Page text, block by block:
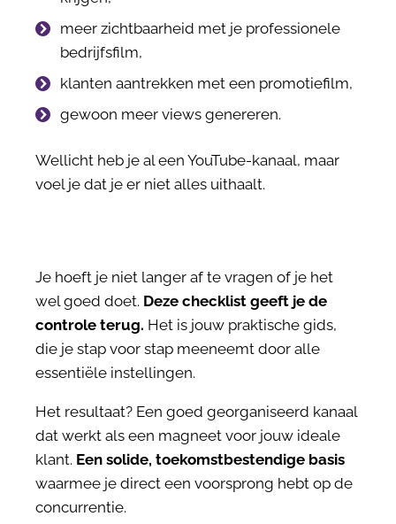
meer zichtbaarheid met je professionele
bedrijfsfilm,
klanten aantrekken met een promotiefilm,
gewoon meer views genereren.
Wellicht heb je al een YouTube-kanaal, maar
voel je dat je er niet alles uithaalt.
Je hoeft je niet langer af te vragen of je het
wel goed doet. Deze checklist geeft je de
controle terug. Het is jouw praktische gids,
die je stap voor stap meeneemt door alle
essentiële instellingen.
Het resultaat? Een goed georganiseerd kanaal
dat werkt als een magneet voor jouw ideale
klant. Een solide, toekomstbestendige basis
waarmee je direct een voorsprong hebt op de
concurrentie.